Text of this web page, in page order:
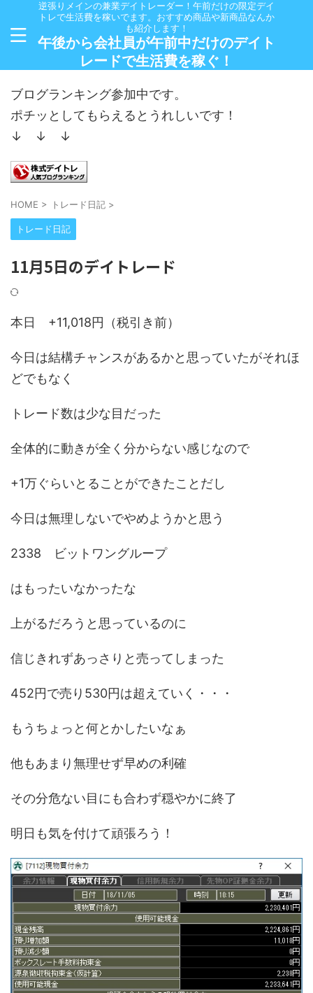
逆張りメインの兼業デイトレーダー！午前だけの限定デイ
トレで生活費を稼いでます。おすすめ商品や新商品なんか
も紹介します！
午後から会社員が午前中だけのデイト
レードで生活費を稼ぐ！
ブログランキング参加中です。
ポチッとしてもらえるとうれしいです！
↓ ↓ ↓
HOME > トレード日記 >
トレード日記
11月5日のデイトレード
本日 +11,018円（税引き前）
今日は結構チャンスがあるかと思っていたがそれほ
どでもなく
トレード数は少な目だった
全体的に動きが全く分からない感じなので
+1万ぐらいとることができたことだし
今日は無理しないでやめようかと思う
2338 ビットワングループ
はもったいなかったな
上がるだろうと思っているのに
信じきれずあっさりと売ってしまった
452円で売り530円は超えていく・・・
もうちょっと何とかしたいなぁ
他もあまり無理せず早めの利確
その分危ない目にも合わず穏やかに終了
明日も気を付けて頑張ろう！